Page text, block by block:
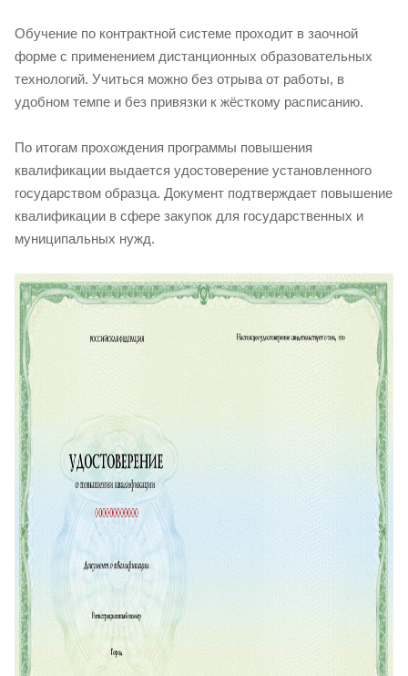
Обучение по контрактной системе проходит в заочной
форме с применением дистанционных образовательных
технологий. Учиться можно без отрыва от работы, в
удобном темпе и без привязки к жёсткому расписанию.
По итогам прохождения программы повышения
квалификации выдается удостоверение установленного
государством образца. Документ подтверждает повышение
квалификации в сфере закупок для государственных и
муниципальных нужд.